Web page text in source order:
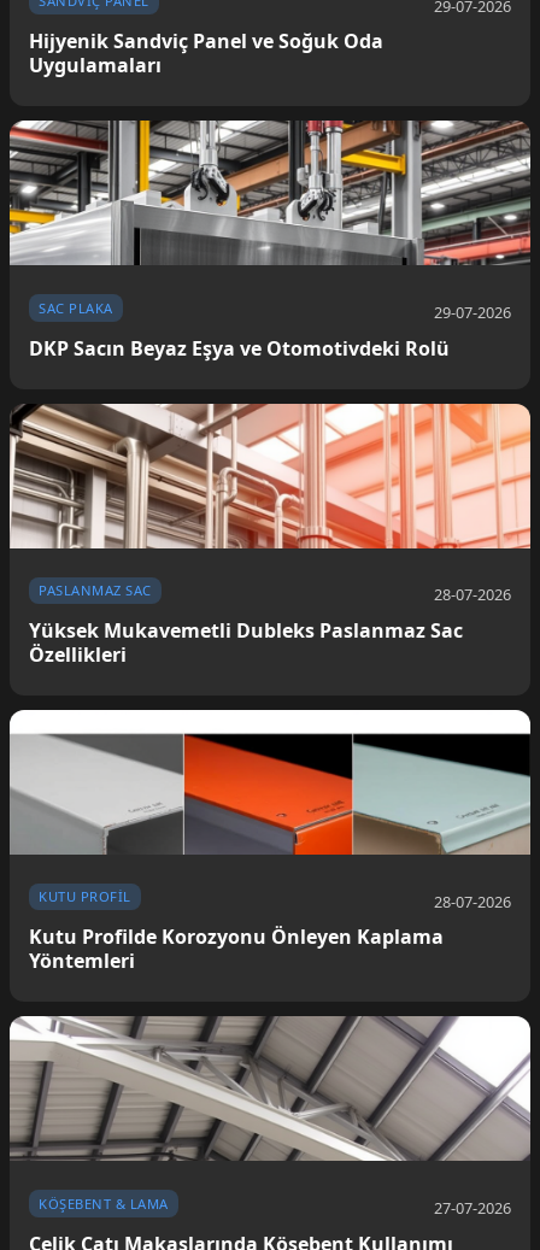
29-07-2026
Hijyenik Sandviç Panel ve Soğuk Oda
Uygulamaları
SAC PLAKA 29-07-2026
DKP Sacın Beyaz Eşya ve Otomotivdeki Rolü
PASLANMAZ SAC 28-07-2026
Yüksek Mukavemetli Dubleks Paslanmaz Sac
Özellikleri
KUTU PROFIL 28-07-2026
Kutu Profilde Korozyonu Önleyen Kaplama
Yöntemleri
KÖŞEBENT & LAMA 27-07-2026
Çelik Çatı Makaslarında Köşebent Kullanımı